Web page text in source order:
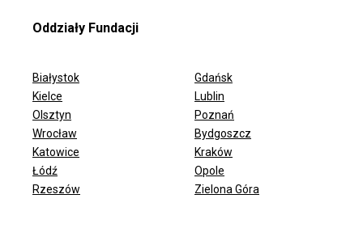
Oddziały Fundacji
ODDZIAŁY FUNDACJI
Białystok
Gdańsk
Kielce
Lublin
Olsztyn
Poznań
Wrocław
Bydgoszcz
Katowice
Kraków
Łódź
Opole
Rzeszów
Zielona Góra